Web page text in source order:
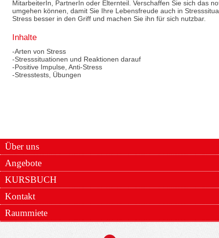
MitarbeiterIn, PartnerIn oder Elternteil. Verschaffen Sie sich das
umgehen können, damit Sie Ihre Lebensfreude auch in
Stress besser in den Griff und machen Sie ihn für sich nutzbar.
Inhalte
-Arten von Stress
-Stresssituationen und Reaktionen darauf
-Positive Impulse, Anti-Stress
-Stresstests, Übungen
Über uns
Angebote
KURSBUCH
Kontakt
Raummiete